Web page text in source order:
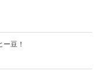
豆！